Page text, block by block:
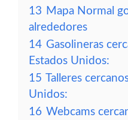
13 Mapa Normal
alrededores
14 Gasolineras
Estados Unidos:
15 Talleres
Unidos:
16 Webcams